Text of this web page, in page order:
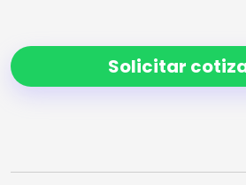
Solicitar